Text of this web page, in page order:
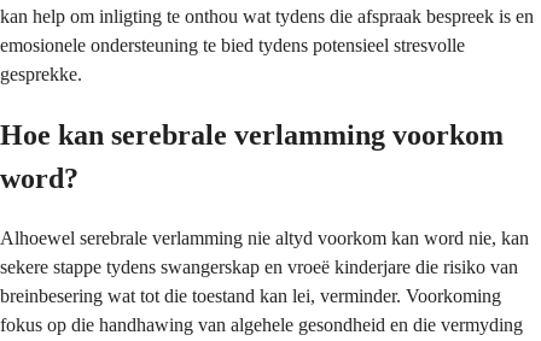
kan help om inligting te onthou wat tydens die afspraak bespreek is en
emosionele ondersteuning te bied tydens potensieel stresvolle
gesprekke.
Hoe kan serebrale verlamming voorkom
word?
Alhoewel serebrale verlamming nie altyd voorkom kan word nie, kan
sekere stappe tydens swangerskap en vroeë kinderjare die risiko van
breinbesering wat tot die toestand kan lei, verminder. Voorkoming
fokus op die handhawing van algehele gesondheid en die vermyding